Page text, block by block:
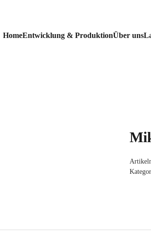
HomeEntwicklung & ProduktionÜber uns